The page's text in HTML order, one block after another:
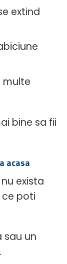
extind
multe
bine sa fii
acasa
exista
poti
sau un